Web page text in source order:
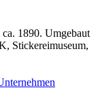
1890. Umgebaut
Stickereimuseum,